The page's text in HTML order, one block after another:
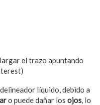
el trazo apuntando
líquido, debido a
o puede dañar los ojos, lo